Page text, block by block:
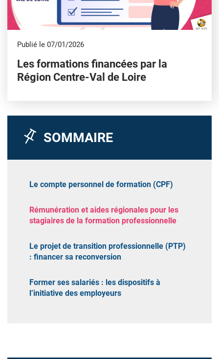
Publié le 07/01/2026
Les formations financées par la
Région Centre-Val de Loire
SOMMAIRE
Le compte personnel de formation (CPF)
Rémunération et aides régionales pour les
stagiaires de la formation professionnelle
Le projet de transition professionnelle (PTP)
: financer sa reconversion
Former ses salariés : les dispositifs à
l’initiative des employeurs